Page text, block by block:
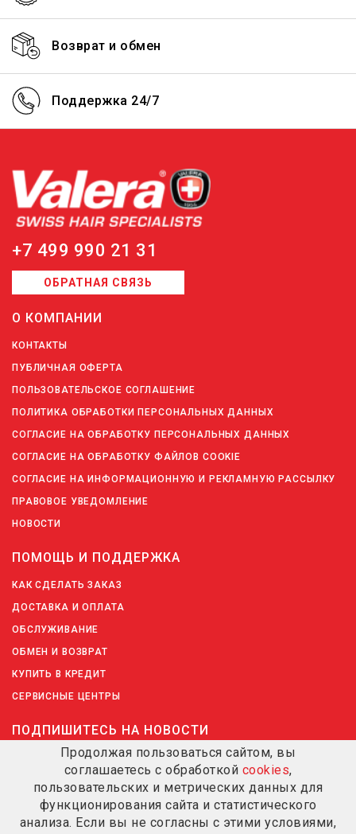
Возврат и обмен
Поддержка 24/7
+7 499 990 21 31
ОБРАТНАЯ СВЯЗЬ
О КОМПАНИИ
КОНТАКТЫ
ПУБЛИЧНАЯ ОФЕРТА
ПОЛЬЗОВАТЕЛЬСКОЕ СОГЛАШЕНИЕ
ПОЛИТИКА ОБРАБОТКИ ПЕРСОНАЛЬНЫХ ДАННЫХ
СОГЛАСИЕ НА ОБРАБОТКУ ПЕРСОНАЛЬНЫХ ДАННЫХ
СОГЛАСИЕ НА ОБРАБОТКУ ФАЙЛОВ COOKIE
СОГЛАСИЕ НА ИНФОРМАЦИОННУЮ И РЕКЛАМНУЮ РАССЫЛКУ
ПРАВОВОЕ УВЕДОМЛЕНИЕ
НОВОСТИ
ПОМОЩЬ И ПОДДЕРЖКА
КАК СДЕЛАТЬ ЗАКАЗ
ДОСТАВКА И ОПЛАТА
ОБСЛУЖИВАНИЕ
ОБМЕН И ВОЗВРАТ
КУПИТЬ В КРЕДИТ
СЕРВИСНЫЕ ЦЕНТРЫ
ПОДПИШИТЕСЬ НА НОВОСТИ
ПОДПИШИТЕСЬ НА НОВОСТИ
Продолжая пользоваться сайтом, вы
соглашаетесь с обработкой cookies,
пользовательских и метрических данных для
функционирования сайта и статистического
анализа. Если вы не согласны с этими условиями,